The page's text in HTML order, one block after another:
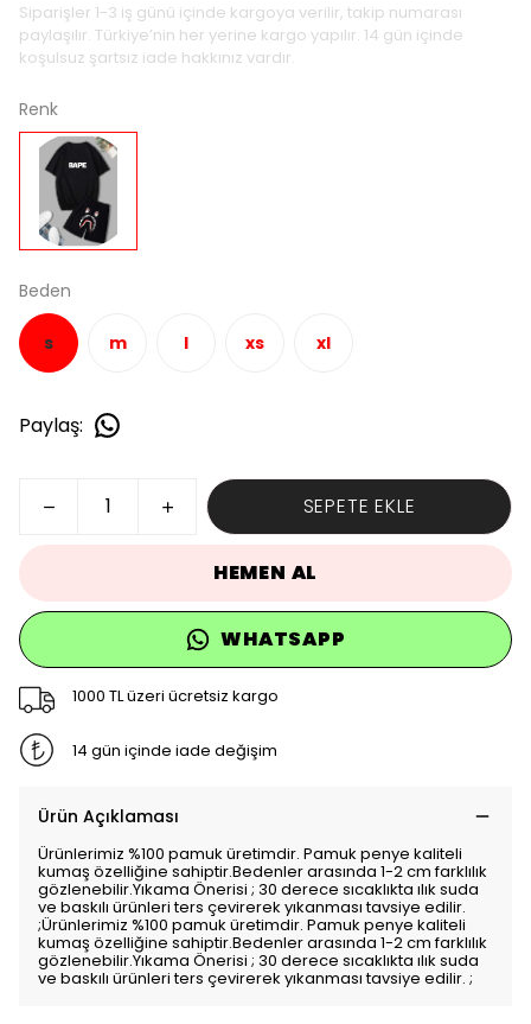
Siparişler 1-3 iş günü içinde kargoya verilir, takip numarası
paylaşılır. Türkiye’nin her yerine kargo yapılır. 14 gün içinde
koşulsuz şartsız iade hakkınız vardır.
Renk
Beden
s m l xs xl
Paylaş:
SEPETE EKLE
HEMEN AL
WHATSAPP
1000 TL üzeri ücretsiz kargo
14 gün içinde iade değişim
Ürün Açıklaması
Ürünlerimiz %100 pamuk üretimdir. Pamuk penye kaliteli
kumaş özelliğine sahiptir.Bedenler arasında 1-2 cm farklılık
gözlenebilir.Yıkama Önerisi ; 30 derece sıcaklıkta ılık suda
ve baskılı ürünleri ters çevirerek yıkanması tavsiye edilir.
;Ürünlerimiz %100 pamuk üretimdir. Pamuk penye kaliteli
kumaş özelliğine sahiptir.Bedenler arasında 1-2 cm farklılık
gözlenebilir.Yıkama Önerisi ; 30 derece sıcaklıkta ılık suda
ve baskılı ürünleri ters çevirerek yıkanması tavsiye edilir. ;